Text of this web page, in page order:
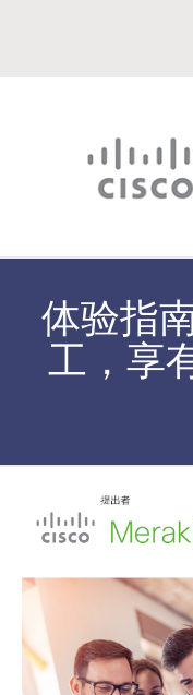
体验指
工，享